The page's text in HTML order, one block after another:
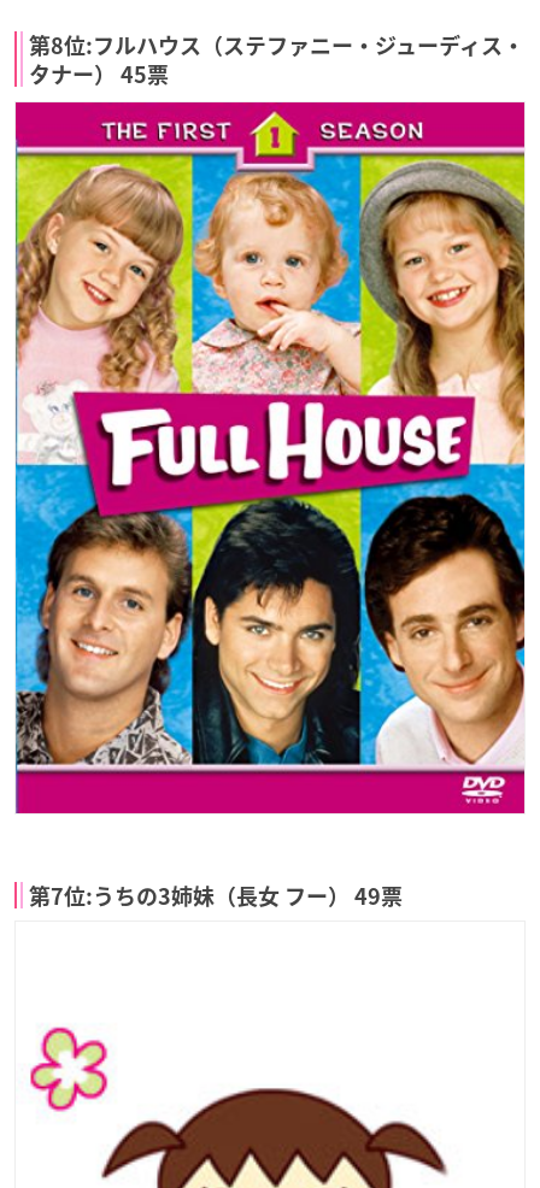
第8位:フルハウス（ステファニー・ジューディス・
タナー） 45票
第7位:うちの3姉妹（長女 フー） 49票